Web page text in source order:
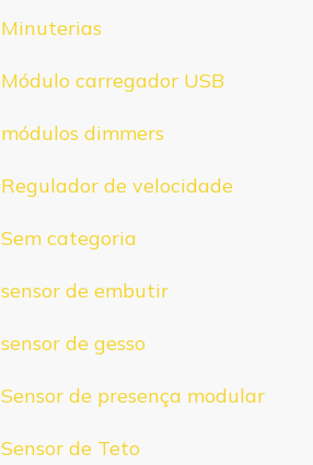
Minuterias
Módulo carregador USB
módulos dimmers
Regulador de velocidade
Sem categoria
sensor de embutir
sensor de gesso
Sensor de presença modular
Sensor de Teto